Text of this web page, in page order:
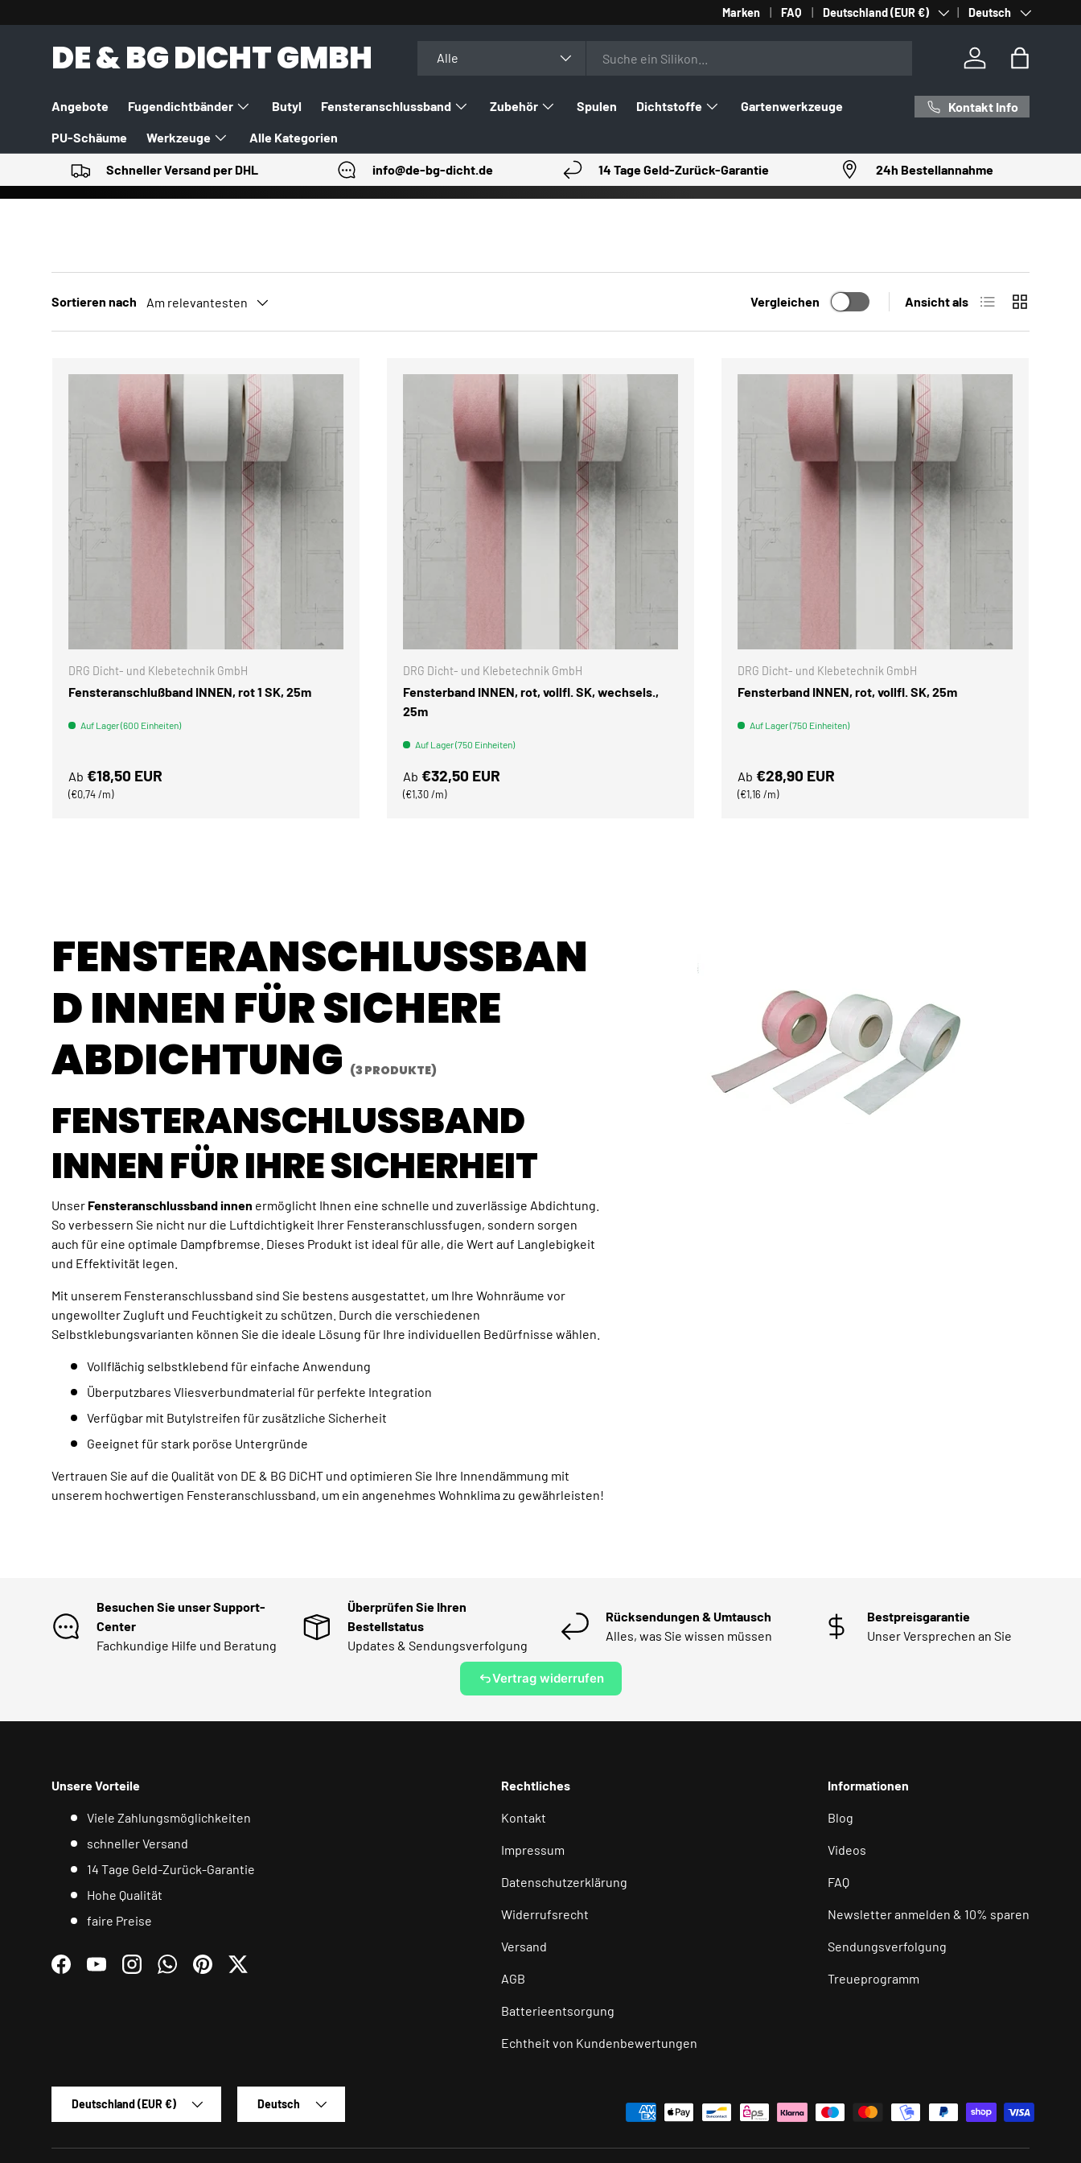
DIREKT ZUM INHALT
Marken FAQ Land/Region
Deutschland (EUR €) SpracheDeutsch
DE & BG DICHT GMBH Alle
Einloggen
Angebote Fugendichtbänder Butyl Fensteranschlussband Zubehör Spulen Dichtstoffe Gartenwerkzeuge
PU-Schäume Werkzeuge Alle Kategorien
Kontakt Info
Schneller Versand per DHL info@de-bg-dicht.de 14 Tage Geld-Zurück-Garantie 24h Bestellannahme
Sortieren nach Am relevantesten Vergleichen Ansicht als Produktliste
DRG Dicht- und Klebetechnik GmbH
Fensteranschlußband INNEN, rot 1 SK, 25m
Auf Lager (600 Einheiten)
Normaler Preis
Ab €18,50 EUR
Grundpreis
€0,74 /m
DRG Dicht- und Klebetechnik GmbH
Fensterband INNEN, rot, vollfl. SK, wechsels.,
25m
Auf Lager (750 Einheiten)
Normaler Preis
Ab €32,50 EUR
Grundpreis
€1,30 /m
DRG Dicht- und Klebetechnik GmbH
Fensterband INNEN, rot, vollfl. SK, 25m
Auf Lager (750 Einheiten)
Normaler Preis
Ab €28,90 EUR
Grundpreis
€1,16 /m
FENSTERANSCHLUSSBAN
D INNEN FÜR SICHERE
ABDICHTUNG (3 PRODUKTE)
FENSTERANSCHLUSSBAND
INNEN FÜR IHRE SICHERHEIT
Unser Fensteranschlussband innen ermöglicht Ihnen eine schnelle und zuverlässige Abdichtung.
So verbessern Sie nicht nur die Luftdichtigkeit Ihrer Fensteranschlussfugen, sondern sorgen
auch für eine optimale Dampfbremse. Dieses Produkt ist ideal für alle, die Wert auf Langlebigkeit
und Effektivität legen.
Mit unserem Fensteranschlussband sind Sie bestens ausgestattet, um Ihre Wohnräume vor
ungewollter Zugluft und Feuchtigkeit zu schützen. Durch die verschiedenen
Selbstklebungsvarianten können Sie die ideale Lösung für Ihre individuellen Bedürfnisse wählen.
Vollflächig selbstklebend für einfache Anwendung
Überputzbares Vliesverbundmaterial für perfekte Integration
Verfügbar mit Butylstreifen für zusätzliche Sicherheit
Geeignet für stark poröse Untergründe
Vertrauen Sie auf die Qualität von DE & BG DiCHT und optimieren Sie Ihre Innendämmung mit
unserem hochwertigen Fensteranschlussband, um ein angenehmes Wohnklima zu gewährleisten!
Besuchen Sie unser Support-
Center
Fachkundige Hilfe und Beratung
Überprüfen Sie Ihren
Bestellstatus
Updates & Sendungsverfolgung
Rücksendungen & Umtausch
Alles, was Sie wissen müssen
Bestpreisgarantie
Unser Versprechen an Sie
Vertrag widerrufen
Unsere Vorteile
Viele Zahlungsmöglichkeiten
schneller Versand
14 Tage Geld-Zurück-Garantie
Hohe Qualität
faire Preise
FacebookYouTubeInstagramWhatsAppPinterestTwitter
Rechtliches
Kontakt
Impressum
Datenschutzerklärung
Widerrufsrecht
Versand
AGB
Batterieentsorgung
Echtheit von Kundenbewertungen
Informationen
Blog
Videos
FAQ
Newsletter anmelden & 10% sparen
Sendungsverfolgung
Treueprogramm
Zahlungsmethoden
Deutschland (EUR €) Deutsch